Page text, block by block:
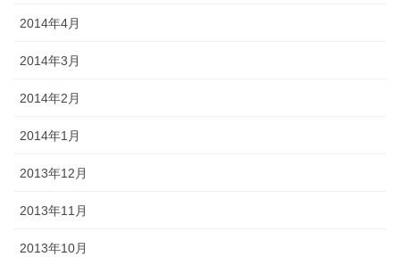
2014年4月
2014年3月
2014年2月
2014年1月
2013年12月
2013年11月
2013年10月